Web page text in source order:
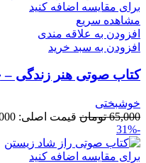
برای مقایسه اضافه کنید
مشاهده سریع
افزودن به علاقه مندی
افزودن به سبد خرید
کتاب صوتی هنر زندگی –
خوشبختی
65,000 تومان قیمت اصلی: 65,000 تومان بود.
-31%
برای مقایسه اضافه کنید